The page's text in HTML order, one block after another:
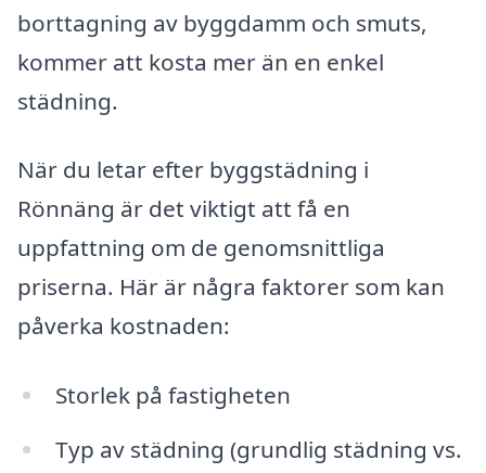
borttagning av byggdamm och smuts,
kommer att kosta mer än en enkel
städning.
När du letar efter byggstädning i
Rönnäng är det viktigt att få en
uppfattning om de genomsnittliga
priserna. Här är några faktorer som kan
påverka kostnaden:
Storlek på fastigheten
Typ av städning (grundlig städning vs.